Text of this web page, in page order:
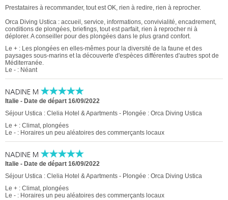
Prestataires à recommander, tout est OK, rien à redire, rien à reprocher.
Orca Diving Ustica : accueil, service, informations, convivialité, encadrement,
conditions de plongées, briefings, tout est parfait, rien à reprocher ni à
déplorer. A conseiller pour des plongées dans le plus grand confort.
Le + : Les plongées en elles-mêmes pour la diversité de la faune et des
paysages sous-marins et la découverte d'espèces différentes d'autres spot de
Méditerranée.
Le - : Néant
NADINE M
Italie - Date de départ 16/09/2022
Séjour Ustica : Clelia Hotel & Apartments - Plongée : Orca Diving Ustica
Le + : Climat, plongées
Le - : Horaires un peu aléatoires des commerçants locaux
NADINE M
Italie - Date de départ 16/09/2022
Séjour Ustica : Clelia Hotel & Apartments - Plongée : Orca Diving Ustica
Le + : Climat, plongées
Le - : Horaires un peu aléatoires des commerçants locaux